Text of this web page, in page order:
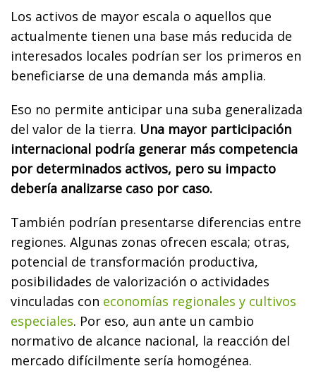
Los activos de mayor escala o aquellos que
actualmente tienen una base más reducida de
interesados locales podrían ser los primeros en
beneficiarse de una demanda más amplia.
Eso no permite anticipar una suba generalizada
del valor de la tierra. Una mayor participación
internacional podría generar más competencia
por determinados activos, pero su impacto
debería analizarse caso por caso.
También podrían presentarse diferencias entre
regiones. Algunas zonas ofrecen escala; otras,
potencial de transformación productiva,
posibilidades de valorización o actividades
vinculadas con economías regionales y cultivos
especiales. Por eso, aun ante un cambio
normativo de alcance nacional, la reacción del
mercado difícilmente sería homogénea.